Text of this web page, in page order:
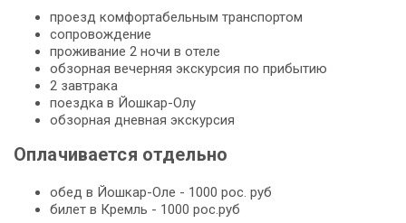
проезд комфортабельным транспортом
сопровождение
проживание 2 ночи в отеле
обзорная вечерняя экскурсия по прибытию
2 завтрака
поездка в Йошкар-Олу
обзорная дневная экскурсия
Оплачивается отдельно
обед в Йошкар-Оле - 1000 рос. руб
билет в Кремль - 1000 рос.руб